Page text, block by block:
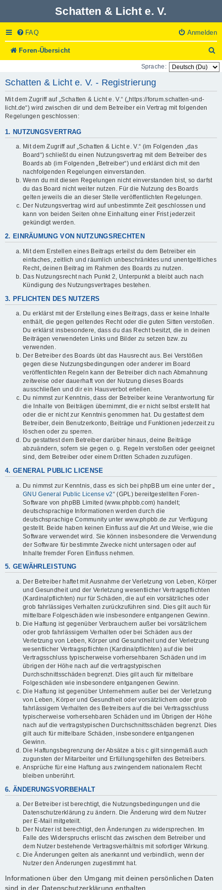
Schatten & Licht e. V.
FAQ Anmelden
Foren-Übersicht
u
c
Sprache:
Schatten & Licht e. V. - Registrierung
Mit dem Zugriff auf „Schatten & Licht e. V.“ („https://forum.schatten-und-
licht.de“) wird zwischen dir und dem Betreiber ein Vertrag mit folgenden
Regelungen geschlossen:
1. NUTZUNGSVERTRAG
Mit dem Zugriff auf „Schatten & Licht e. V.“ (im Folgenden „das
Board“) schließt du einen Nutzungsvertrag mit dem Betreiber des
Boards ab (im Folgenden „Betreiber“) und erklärst dich mit den
nachfolgenden Regelungen einverstanden.
Wenn du mit diesen Regelungen nicht einverstanden bist, so darfst
du das Board nicht weiter nutzen. Für die Nutzung des Boards
gelten jeweils die an dieser Stelle veröffentlichten Regelungen.
Der Nutzungsvertrag wird auf unbestimmte Zeit geschlossen und
kann von beiden Seiten ohne Einhaltung einer Frist jederzeit
gekündigt werden.
2. EINRÄUMUNG VON NUTZUNGSRECHTEN
Mit dem Erstellen eines Beitrags erteilst du dem Betreiber ein
einfaches, zeitlich und räumlich unbeschränktes und unentgeltliches
Recht, deinen Beitrag im Rahmen des Boards zu nutzen.
Das Nutzungsrecht nach Punkt 2, Unterpunkt a bleibt auch nach
Kündigung des Nutzungsvertrages bestehen.
3. PFLICHTEN DES NUTZERS
Du erklärst mit der Erstellung eines Beitrags, dass er keine Inhalte
enthält, die gegen geltendes Recht oder die guten Sitten verstoßen.
Du erklärst insbesondere, dass du das Recht besitzt, die in deinen
Beiträgen verwendeten Links und Bilder zu setzen bzw. zu
verwenden.
Der Betreiber des Boards übt das Hausrecht aus. Bei Verstößen
gegen diese Nutzungsbedingungen oder anderer im Board
veröffentlichten Regeln kann der Betreiber dich nach Abmahnung
zeitweise oder dauerhaft von der Nutzung dieses Boards
ausschließen und dir ein Hausverbot erteilen.
Du nimmst zur Kenntnis, dass der Betreiber keine Verantwortung für
die Inhalte von Beiträgen übernimmt, die er nicht selbst erstellt hat
oder die er nicht zur Kenntnis genommen hat. Du gestattest dem
Betreiber, dein Benutzerkonto, Beiträge und Funktionen jederzeit zu
löschen oder zu sperren.
Du gestattest dem Betreiber darüber hinaus, deine Beiträge
abzuändern, sofern sie gegen o. g. Regeln verstoßen oder geeignet
sind, dem Betreiber oder einem Dritten Schaden zuzufügen.
4. GENERAL PUBLIC LICENSE
Du nimmst zur Kenntnis, dass es sich bei phpBB um eine unter der „
GNU General Public License v2“ (GPL) bereitgestellten Foren-
Software von phpBB Limited (www.phpbb.com) handelt;
deutschsprachige Informationen werden durch die
deutschsprachige Community unter www.phpbb.de zur Verfügung
gestellt. Beide haben keinen Einfluss auf die Art und Weise, wie die
Software verwendet wird. Sie können insbesondere die Verwendung
der Software für bestimmte Zwecke nicht untersagen oder auf
Inhalte fremder Foren Einfluss nehmen.
5. GEWÄHRLEISTUNG
Der Betreiber haftet mit Ausnahme der Verletzung von Leben, Körper
und Gesundheit und der Verletzung wesentlicher Vertragspflichten
(Kardinalpflichten) nur für Schäden, die auf ein vorsätzliches oder
grob fahrlässiges Verhalten zurückzuführen sind. Dies gilt auch für
mittelbare Folgeschäden wie insbesondere entgangenen Gewinn.
Die Haftung ist gegenüber Verbrauchern außer bei vorsätzlichem
oder grob fahrlässigem Verhalten oder bei Schäden aus der
Verletzung von Leben, Körper und Gesundheit und der Verletzung
wesentlicher Vertragspflichten (Kardinalpflichten) auf die bei
Vertragsschluss typischerweise vorhersehbaren Schäden und im
übrigen der Höhe nach auf die vertragstypischen
Durchschnittsschäden begrenzt. Dies gilt auch für mittelbare
Folgeschäden wie insbesondere entgangenen Gewinn.
Die Haftung ist gegenüber Unternehmern außer bei der Verletzung
von Leben, Körper und Gesundheit oder vorsätzlichem oder grob
fahrlässigem Verhalten des Betreibers auf die bei Vertragsschluss
typischerweise vorhersehbaren Schäden und im Übrigen der Höhe
nach auf die vertragstypischen Durchschnittsschäden begrenzt. Dies
gilt auch für mittelbare Schäden, insbesondere entgangenen
Gewinn.
Die Haftungsbegrenzung der Absätze a bis c gilt sinngemäß auch
zugunsten der Mitarbeiter und Erfüllungsgehilfen des Betreibers.
Ansprüche für eine Haftung aus zwingendem nationalem Recht
bleiben unberührt.
6. ÄNDERUNGSVORBEHALT
Der Betreiber ist berechtigt, die Nutzungsbedingungen und die
Datenschutzerklärung zu ändern. Die Änderung wird dem Nutzer
per E-Mail mitgeteilt.
Der Nutzer ist berechtigt, den Änderungen zu widersprechen. Im
Falle des Widerspruchs erlischt das zwischen dem Betreiber und
dem Nutzer bestehende Vertragsverhältnis mit sofortiger Wirkung.
Die Änderungen gelten als anerkannt und verbindlich, wenn der
Nutzer den Änderungen zugestimmt hat.
Informationen über den Umgang mit deinen persönlichen Daten
sind in der Datenschutzerklärung enthalten.